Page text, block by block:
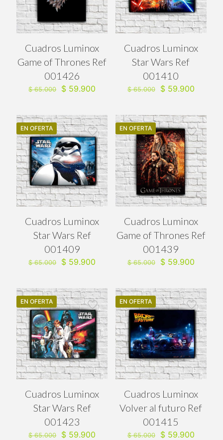
Cuadros Luminox
Game of Thrones Ref
001426
$65.000
El
era:
$ 65.000.
$ 59.900
es:
$ 59.900.
Cuadros Luminox
Star Wars Ref
001410
$65.000
El
era:
$ 65.000.
$59.900El
es:
$
EN OFERTA
Cuadros Luminox
Star Wars Ref
001409
$65.000
El
era:
$ 65.000.
$ 59.900
es:
$ 59.900.
EN OFERTA
Cuadros Luminox
Game of Thrones Ref
001439
$65.000
El
era:
$ 65.000.
$59.900El
es:
$
EN OFERTA
Cuadros Luminox
Star Wars Ref
001423
$65.000
El
$ 59.900
EN OFERTA
Cuadros Luminox
Volver al futuro Ref
001415
$65.000
El
$59.900El